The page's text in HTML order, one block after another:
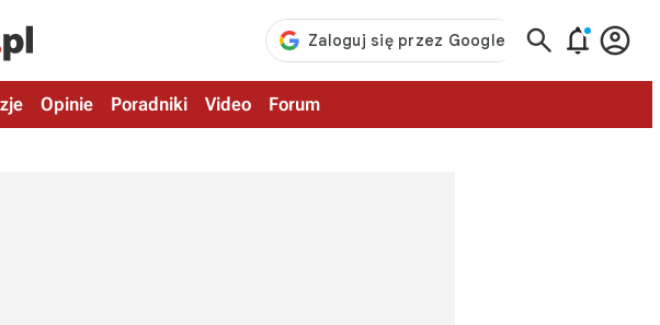
  
Opinie Poradniki Video Forum